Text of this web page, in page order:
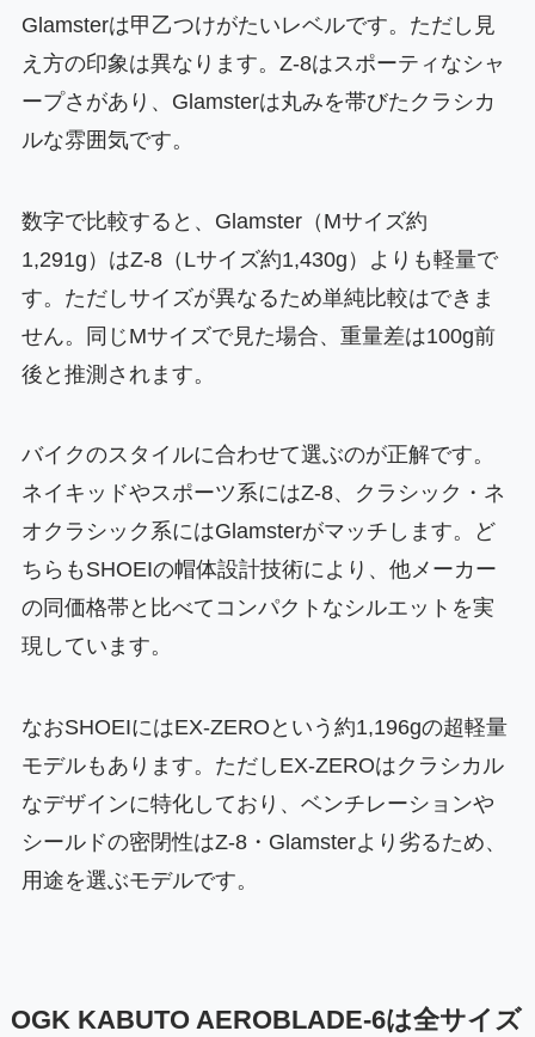
Glamsterは甲乙つけがたいレベルです。ただし見
え方の印象は異なります。Z-8はスポーティなシャ
ープさがあり、Glamsterは丸みを帯びたクラシカ
ルな雰囲気です。
数字で比較すると、Glamster（Mサイズ約
1,291g）はZ-8（Lサイズ約1,430g）よりも軽量で
す。ただしサイズが異なるため単純比較はできま
せん。同じMサイズで見た場合、重量差は100g前
後と推測されます。
バイクのスタイルに合わせて選ぶのが正解です。
ネイキッドやスポーツ系にはZ-8、クラシック・ネ
オクラシック系にはGlamsterがマッチします。ど
ちらもSHOEIの帽体設計技術により、他メーカー
の同価格帯と比べてコンパクトなシルエットを実
現しています。
なおSHOEIにはEX-ZEROという約1,196gの超軽量
モデルもあります。ただしEX-ZEROはクラシカル
なデザインに特化しており、ベンチレーションや
シールドの密閉性はZ-8・Glamsterより劣るため、
用途を選ぶモデルです。
OGK KABUTO AEROBLADE-6は全サイズ